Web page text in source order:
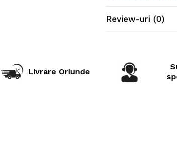
Model
Construcție
Review-uri (0)
Livrare Oriunde